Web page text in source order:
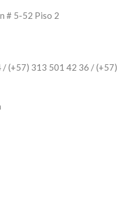
# 5-52 Piso 2
(+57) 313 501 42 36 / (+57)